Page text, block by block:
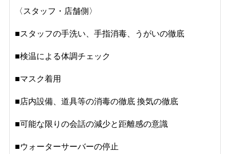
〈スタッフ・店舗側〉
■スタッフの手洗い、手指消毒、うがいの徹底
■検温による体調チェック
■マスク着用
■店内設備、道具等の消毒の徹底 換気の徹底
■可能な限りの会話の減少と距離感の意識
■ウォーターサーバーの停止